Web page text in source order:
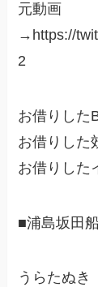
元動画
→https://
2
お借りした
お借りした
お借りした
■浦島坂田
うらたぬ